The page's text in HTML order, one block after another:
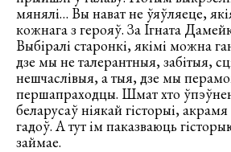
мянялі… Вы нават не ўяўляеце,
кожнага з герояў. За Ігната
Выбіралі старонкі, якімі можна
дзе мы не талерантныя, забітыя,
нешчаслівыя, а тыя, дзе мы
першапраходцы. Шмат хто
беларусаў ніякай гісторыі,
гадоў. А тут ім паказваюць
займае.